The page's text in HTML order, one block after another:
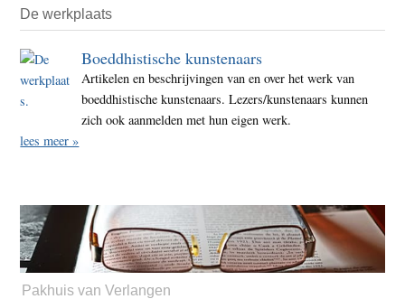
De werkplaats
Boeddhistische kunstenaars
Artikelen en beschrijvingen van en over het werk van
boeddhistische kunstenaars. Lezers/kunstenaars kunnen
zich ook aanmelden met hun eigen werk.
lees meer »
Pakhuis van Verlangen